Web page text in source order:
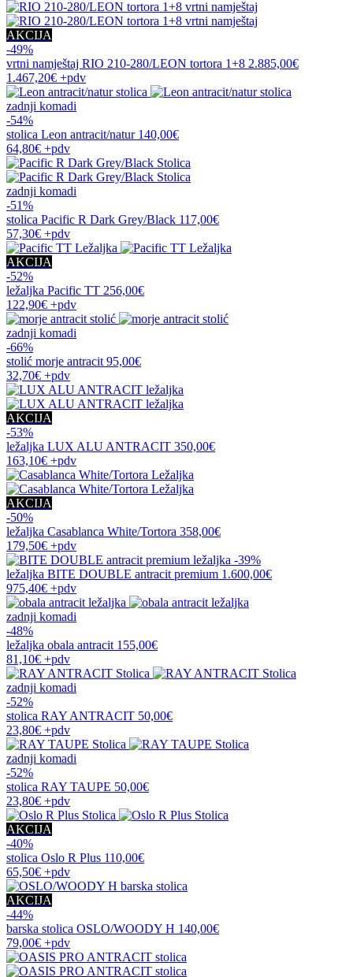
AKCIJA
-49%
vrtni namještaj RIO 210-280/LEON tortora 1+8 2.885,00€
1.467,20€ +pdv
zadnji komadi
-54%
stolica Leon antracit/natur 140,00€
64,80€ +pdv
zadnji komadi
-51%
stolica Pacific R Dark Grey/Black 117,00€
57,30€ +pdv
AKCIJA
-52%
ležaljka Pacific TT 256,00€
122,90€ +pdv
zadnji komadi
-66%
stolić morje antracit 95,00€
32,70€ +pdv
AKCIJA
-53%
ležaljka LUX ALU ANTRACIT 350,00€
163,10€ +pdv
AKCIJA
-50%
ležaljka Casablanca White/Tortora 358,00€
179,50€ +pdv
-39%
ležaljka BITE DOUBLE antracit premium 1.600,00€
975,40€ +pdv
zadnji komadi
-48%
ležaljka obala antracit 155,00€
81,10€ +pdv
zadnji komadi
-52%
stolica RAY ANTRACIT 50,00€
23,80€ +pdv
zadnji komadi
-52%
stolica RAY TAUPE 50,00€
23,80€ +pdv
AKCIJA
-40%
stolica Oslo R Plus 110,00€
65,50€ +pdv
AKCIJA
-44%
barska stolica OSLO/WOODY H 140,00€
79,00€ +pdv